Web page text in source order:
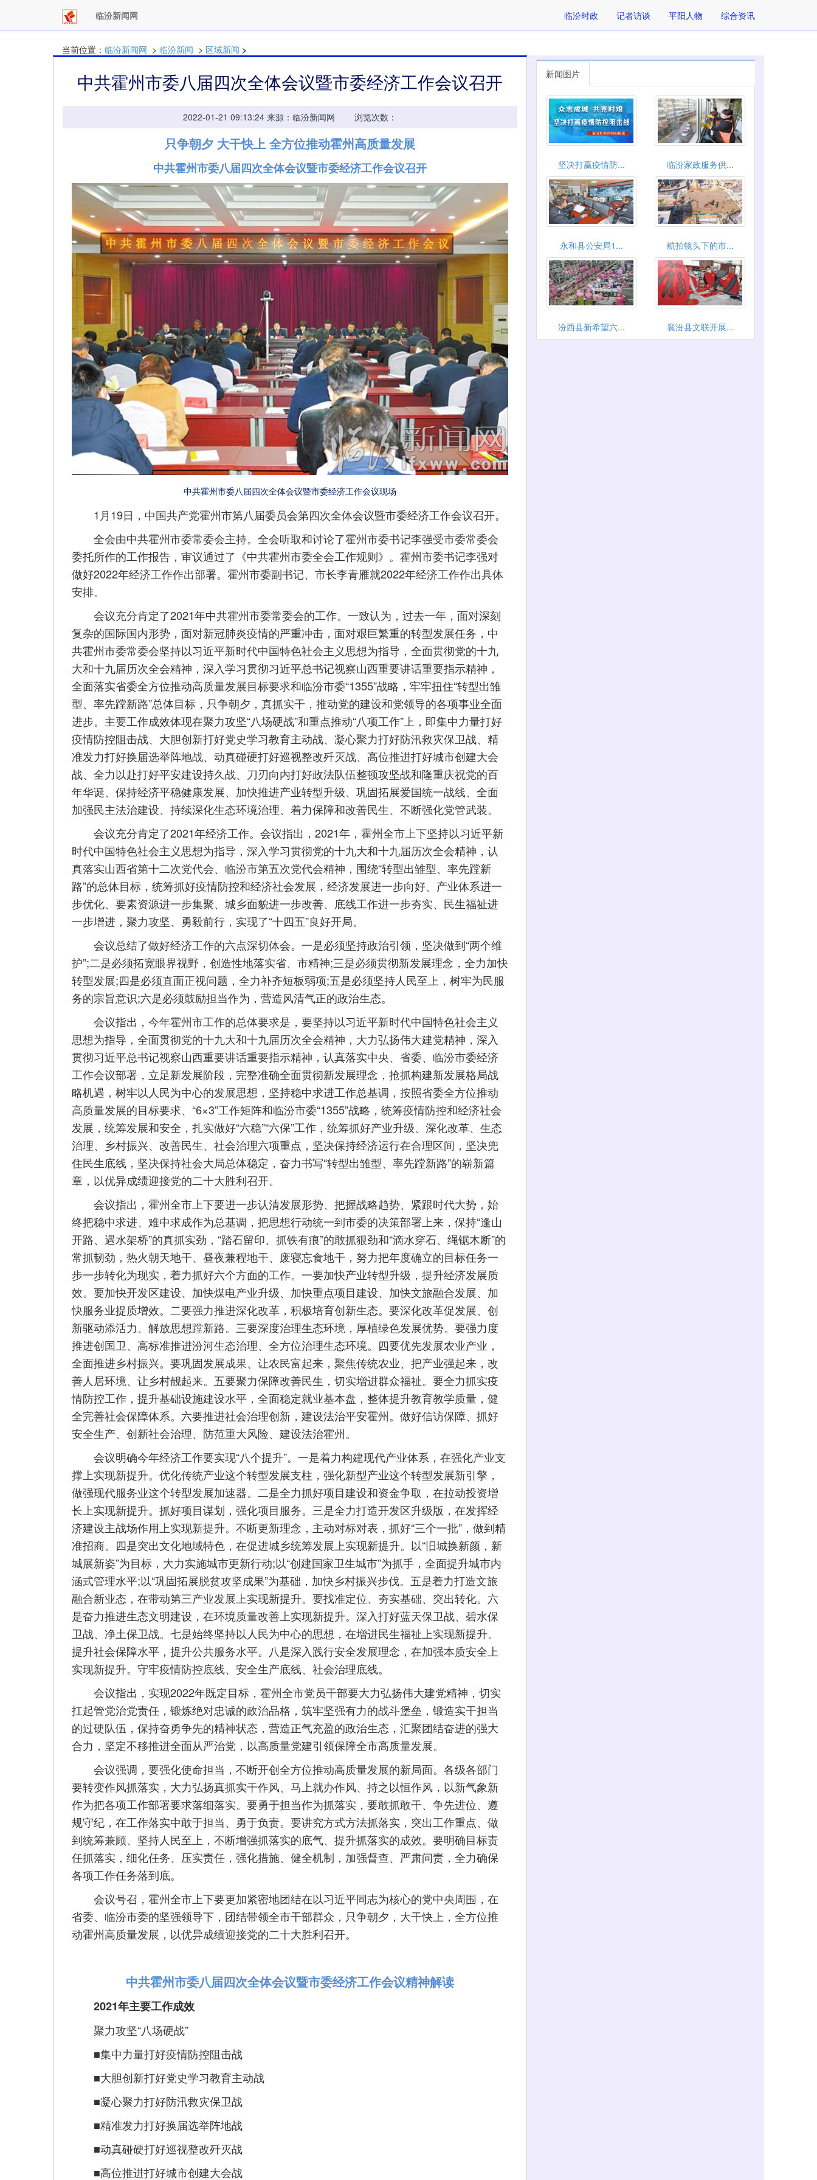
临汾新闻网 临汾时政 记者访谈 平阳人物 综合资讯
当前位置： 临汾新闻网 > 临汾新闻 > 区域新闻 >
中共霍州市委八届四次全体会议暨市委经济工作会议召开
2022-01-21 09:13:24 来源：临汾新闻网 浏览次数：
只争朝夕 大干快上 全方位推动霍州高质量发展
中共霍州市委八届四次全体会议暨市委经济工作会议召开
中共霍州市委八届四次全体会议暨市委经济工作会议现场
1月19日，中国共产党霍州市第八届委员会第四次全体会议暨市委经济工作会议召开。
全会由中共霍州市委常委会主持。全会听取和讨论了霍州市委书记李强受市委常委会
委托所作的工作报告，审议通过了《中共霍州市委全会工作规则》。霍州市委书记李强对
做好2022年经济工作作出部署。霍州市委副书记、市长李青雁就2022年经济工作作出具体
安排。
会议充分肯定了2021年中共霍州市委常委会的工作。一致认为，过去一年，面对深刻
复杂的国际国内形势，面对新冠肺炎疫情的严重冲击，面对艰巨繁重的转型发展任务，中
共霍州市委常委会坚持以习近平新时代中国特色社会主义思想为指导，全面贯彻党的十九
大和十九届历次全会精神，深入学习贯彻习近平总书记视察山西重要讲话重要指示精神，
全面落实省委全方位推动高质量发展目标要求和临汾市委“1355”战略，牢牢扭住“转型出雏
型、率先蹚新路”总体目标，只争朝夕，真抓实干，推动党的建设和党领导的各项事业全面
进步。主要工作成效体现在聚力攻坚“八场硬战”和重点推动“八项工作”上，即集中力量打好
疫情防控阻击战、大胆创新打好党史学习教育主动战、凝心聚力打好防汛救灾保卫战、精
准发力打好换届选举阵地战、动真碰硬打好巡视整改歼灭战、高位推进打好城市创建大会
战、全力以赴打好平安建设持久战、刀刃向内打好政法队伍整顿攻坚战和隆重庆祝党的百
年华诞、保持经济平稳健康发展、加快推进产业转型升级、巩固拓展爱国统一战线、全面
加强民主法治建设、持续深化生态环境治理、着力保障和改善民生、不断强化党管武装。
会议充分肯定了2021年经济工作。会议指出，2021年，霍州全市上下坚持以习近平新
时代中国特色社会主义思想为指导，深入学习贯彻党的十九大和十九届历次全会精神，认
真落实山西省第十二次党代会、临汾市第五次党代会精神，围绕“转型出雏型、率先蹚新
路”的总体目标，统筹抓好疫情防控和经济社会发展，经济发展进一步向好、产业体系进一
步优化、要素资源进一步集聚、城乡面貌进一步改善、底线工作进一步夯实、民生福祉进
一步增进，聚力攻坚、勇毅前行，实现了“十四五”良好开局。
会议总结了做好经济工作的六点深切体会。一是必须坚持政治引领，坚决做到“两个维
护”;二是必须拓宽眼界视野，创造性地落实省、市精神;三是必须贯彻新发展理念，全力加快
转型发展;四是必须直面正视问题，全力补齐短板弱项;五是必须坚持人民至上，树牢为民服
务的宗旨意识;六是必须鼓励担当作为，营造风清气正的政治生态。
会议指出，今年霍州市工作的总体要求是，要坚持以习近平新时代中国特色社会主义
思想为指导，全面贯彻党的十九大和十九届历次全会精神，大力弘扬伟大建党精神，深入
贯彻习近平总书记视察山西重要讲话重要指示精神，认真落实中央、省委、临汾市委经济
工作会议部署，立足新发展阶段，完整准确全面贯彻新发展理念，抢抓构建新发展格局战
略机遇，树牢以人民为中心的发展思想，坚持稳中求进工作总基调，按照省委全方位推动
高质量发展的目标要求、“6×3”工作矩阵和临汾市委“1355”战略，统筹疫情防控和经济社会
发展，统筹发展和安全，扎实做好“六稳”“六保”工作，统筹抓好产业升级、深化改革、生态
治理、乡村振兴、改善民生、社会治理六项重点，坚决保持经济运行在合理区间，坚决兜
住民生底线，坚决保持社会大局总体稳定，奋力书写“转型出雏型、率先蹚新路”的崭新篇
章，以优异成绩迎接党的二十大胜利召开。
会议指出，霍州全市上下要进一步认清发展形势、把握战略趋势、紧跟时代大势，始
终把稳中求进、难中求成作为总基调，把思想行动统一到市委的决策部署上来，保持“逢山
开路、遇水架桥”的真抓实劲，“踏石留印、抓铁有痕”的敢抓狠劲和“滴水穿石、绳锯木断”的
常抓韧劲，热火朝天地干、昼夜兼程地干、废寝忘食地干，努力把年度确立的目标任务一
步一步转化为现实，着力抓好六个方面的工作。一要加快产业转型升级，提升经济发展质
效。要加快开发区建设、加快煤电产业升级、加快重点项目建设、加快文旅融合发展、加
快服务业提质增效。二要强力推进深化改革，积极培育创新生态。要深化改革促发展、创
新驱动添活力、解放思想蹚新路。三要深度治理生态环境，厚植绿色发展优势。要强力度
推进创国卫、高标准推进汾河生态治理、全方位治理生态环境。四要优先发展农业产业，
全面推进乡村振兴。要巩固发展成果、让农民富起来，聚焦传统农业、把产业强起来，改
善人居环境、让乡村靓起来。五要聚力保障改善民生，切实增进群众福祉。要全力抓实疫
情防控工作，提升基础设施建设水平，全面稳定就业基本盘，整体提升教育教学质量，健
全完善社会保障体系。六要推进社会治理创新，建设法治平安霍州。做好信访保障、抓好
安全生产、创新社会治理、防范重大风险、建设法治霍州。
会议明确今年经济工作要实现“八个提升”。一是着力构建现代产业体系，在强化产业支
撑上实现新提升。优化传统产业这个转型发展支柱，强化新型产业这个转型发展新引擎，
做强现代服务业这个转型发展加速器。二是全力抓好项目建设和资金争取，在拉动投资增
长上实现新提升。抓好项目谋划，强化项目服务。三是全力打造开发区升级版，在发挥经
济建设主战场作用上实现新提升。不断更新理念，主动对标对表，抓好“三个一批”，做到精
准招商。四是突出文化地域特色，在促进城乡统筹发展上实现新提升。以“旧城换新颜，新
城展新姿”为目标，大力实施城市更新行动;以“创建国家卫生城市”为抓手，全面提升城市内
涵式管理水平;以“巩固拓展脱贫攻坚成果”为基础，加快乡村振兴步伐。五是着力打造文旅
融合新业态，在带动第三产业发展上实现新提升。要找准定位、夯实基础、突出转化。六
是奋力推进生态文明建设，在环境质量改善上实现新提升。深入打好蓝天保卫战、碧水保
卫战、净土保卫战。七是始终坚持以人民为中心的思想，在增进民生福祉上实现新提升。
提升社会保障水平，提升公共服务水平。八是深入践行安全发展理念，在加强本质安全上
实现新提升。守牢疫情防控底线、安全生产底线、社会治理底线。
会议指出，实现2022年既定目标，霍州全市党员干部要大力弘扬伟大建党精神，切实
扛起管党治党责任，锻炼绝对忠诚的政治品格，筑牢坚强有力的战斗堡垒，锻造实干担当
的过硬队伍，保持奋勇争先的精神状态，营造正气充盈的政治生态，汇聚团结奋进的强大
合力，坚定不移推进全面从严治党，以高质量党建引领保障全市高质量发展。
会议强调，要强化使命担当，不断开创全方位推动高质量发展的新局面。各级各部门
要转变作风抓落实，大力弘扬真抓实干作风、马上就办作风、持之以恒作风，以新气象新
作为把各项工作部署要求落细落实。要勇于担当作为抓落实，要敢抓敢干、争先进位、遵
规守纪，在工作落实中敢于担当、勇于负责。要讲究方式方法抓落实，突出工作重点、做
到统筹兼顾、坚持人民至上，不断增强抓落实的底气、提升抓落实的成效。要明确目标责
任抓落实，细化任务、压实责任，强化措施、健全机制，加强督查、严肃问责，全力确保
各项工作任务落到底。
会议号召，霍州全市上下要更加紧密地团结在以习近平同志为核心的党中央周围，在
省委、临汾市委的坚强领导下，团结带领全市干部群众，只争朝夕，大干快上，全方位推
动霍州高质量发展，以优异成绩迎接党的二十大胜利召开。
中共霍州市委八届四次全体会议暨市委经济工作会议精神解读
2021年主要工作成效
聚力攻坚“八场硬战”
■集中力量打好疫情防控阻击战
■大胆创新打好党史学习教育主动战
■凝心聚力打好防汛救灾保卫战
■精准发力打好换届选举阵地战
■动真碰硬打好巡视整改歼灭战
■高位推进打好城市创建大会战
新闻图片
坚决打赢疫情防... 临汾家政服务供...
永和县公安局1... 航拍镜头下的市...
汾西县新希望六... 襄汾县文联开展...